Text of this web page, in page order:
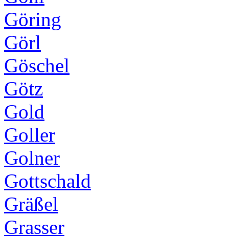
Göring
Görl
Göschel
Götz
Gold
Goller
Golner
Gottschald
Gräßel
Grasser